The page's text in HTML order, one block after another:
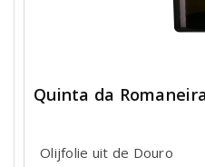
Quinta da
Olijfolie uit de Douro